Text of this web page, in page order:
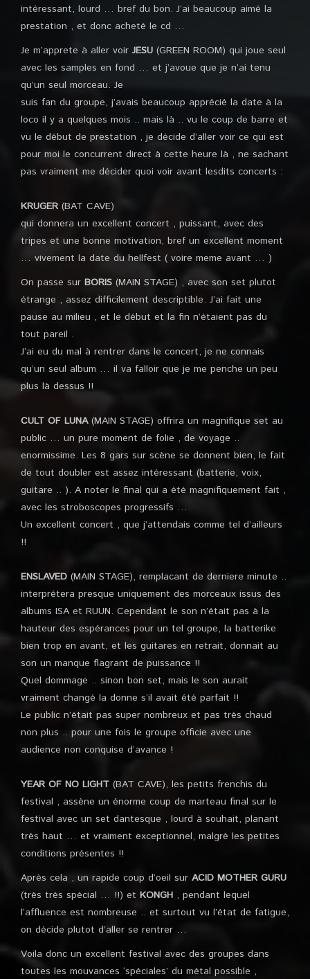
intéressant, lourd … bref du bon. J’ai beaucoup aimé la
prestation , et donc acheté le cd …
Je m’apprete à aller voir JESU (GREEN ROOM) qui joue seul
avec les samples en fond … et j’avoue que je n’ai tenu
qu’un seul morceau. Je
suis fan du groupe, j’avais beaucoup apprécié la date à la
loco il y a quelques mois .. mais là .. vu le coup de barre et
vu le début de prestation , je décide d’aller voir ce qui est
pour moi le concurrent direct à cette heure là , ne sachant
pas vraiment me décider quoi voir avant lesdits concerts :
KRUGER (BAT CAVE)
qui donnera un excellent concert , puissant, avec des
tripes et une bonne motivation, bref un excellent moment
… vivement la date du hellfest ( voire meme avant … )
On passe sur BORIS (MAIN STAGE) , avec son set plutot
étrange , assez difficilement descriptible. J’ai fait une
pause au milieu , et le début et la fin n’étaient pas du
tout pareil .
J’ai eu du mal à rentrer dans le concert, je ne connais
qu’un seul album … il va falloir que je me penche un peu
plus là dessus !!
CULT OF LUNA(MAIN STAGE) offrira un magnifique set au
public … un pure moment de folie , de voyage ..
enormissime. Les 8 gars sur scène se donnent bien, le fait
de tout doubler est assez intéressant (batterie, voix,
guitare .. ). A noter le final qui a été magnifiquement fait ,
avec les stroboscopes progressifs …
Un excellent concert , que j’attendais comme tel d’ailleurs
!!
ENSLAVED (MAIN STAGE), remplacant de derniere minute ..
interprétera presque uniquement des morceaux issus des
albums ISA et RUUN. Cependant le son n’était pas à la
hauteur des espérances pour un tel groupe, la batterike
bien trop en avant, et les guitares en retrait, donnait au
son un manque flagrant de puissance !!
Quel dommage .. sinon bon set, mais le son aurait
vraiment changé la donne s’il avait été parfait !!
Le public n’était pas super nombreux et pas très chaud
non plus .. pour une fois le groupe officie avec une
audience non conquise d’avance !
YEAR OF NO LIGHT (BAT CAVE), les petits frenchis du
festival , assène un énorme coup de marteau final sur le
festival avec un set dantesque , lourd à souhait, planant
très haut … et vraiment exceptionnel, malgrè les petites
conditions présentes !!
Après cela , un rapide coup d’oeil sur ACID MOTHER GURU
(très très spécial … !!) et KONGH , pendant lequel
l’affluence est nombreuse .. et surtout vu l’état de fatigue,
on décide plutot d’aller se rentrer …
Voila donc un excellent festival avec des groupes dans
toutes les mouvances ‘spéciales’ du métal possible ,